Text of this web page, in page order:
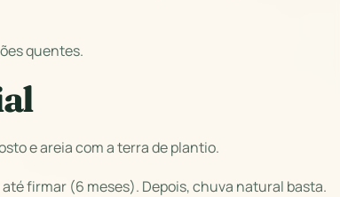
quentes.
e areia com a terra de plantio.
firmar (6 meses). Depois, chuva natural basta.